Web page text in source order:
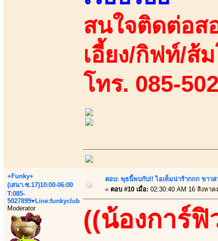
สนใจติดต่อส
เอี้ยง/กิฟท์/ส้
โทร. 085-
+Funky+
(เสนา.ซ.17)10:00-06:00
T:085-
5027899♥Line:funkyclub
Moderator
ตอบ: พุธนี้พบกับ!! ไอเท็มน่าร้ากกก ขาว
« ตอบ #10 เมื่อ: 02:30:40 AM 16 สิงหาค
((น้องการ์ฟิ